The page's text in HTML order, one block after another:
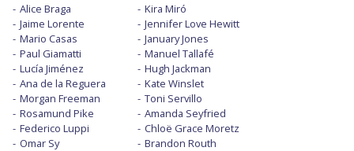
Alice Braga
Jaime Lorente
Mario Casas
Paul Giamatti
Lucía Jiménez
Ana de la Reguera
Morgan Freeman
Rosamund Pike
Federico Luppi
Omar Sy
Kira Miró
Jennifer Love Hewitt
January Jones
Manuel Tallafé
Hugh Jackman
Kate Winslet
Toni Servillo
Amanda Seyfried
Chloë Grace Moretz
Brandon Routh